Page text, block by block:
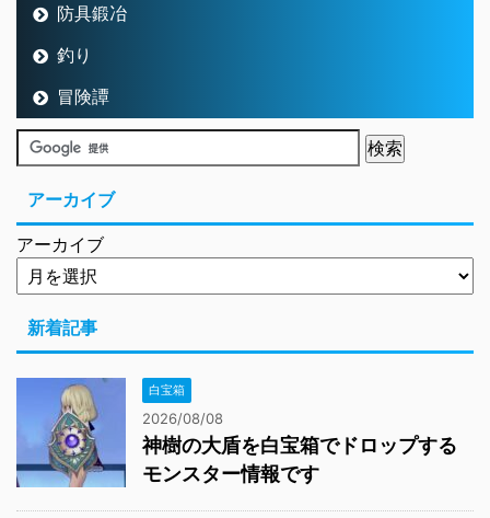
防具鍛冶
釣り
冒険譚
アーカイブ
アーカイブ
新着記事
白宝箱
2026/08/08
神樹の大盾を白宝箱でドロップする
モンスター情報です